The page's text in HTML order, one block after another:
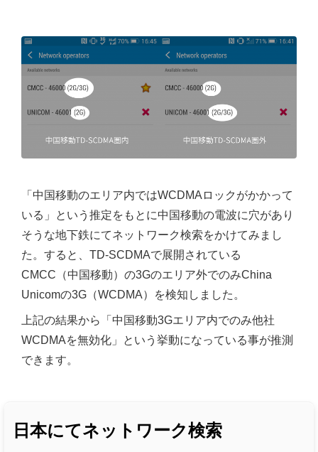
「中国移動のエリア内ではWCDMAロックがかかって
いる」という推定をもとに中国移動の電波に穴があり
そうな地下鉄にてネットワーク検索をかけてみまし
た。すると、TD-SCDMAで展開されている
CMCC（中国移動）の3Gのエリア外でのみChina
Unicomの3G（WCDMA）を検知しました。
上記の結果から「中国移動3Gエリア内でのみ他社
WCDMAを無効化」という挙動になっている事が推測
できます。
日本にてネットワーク検索